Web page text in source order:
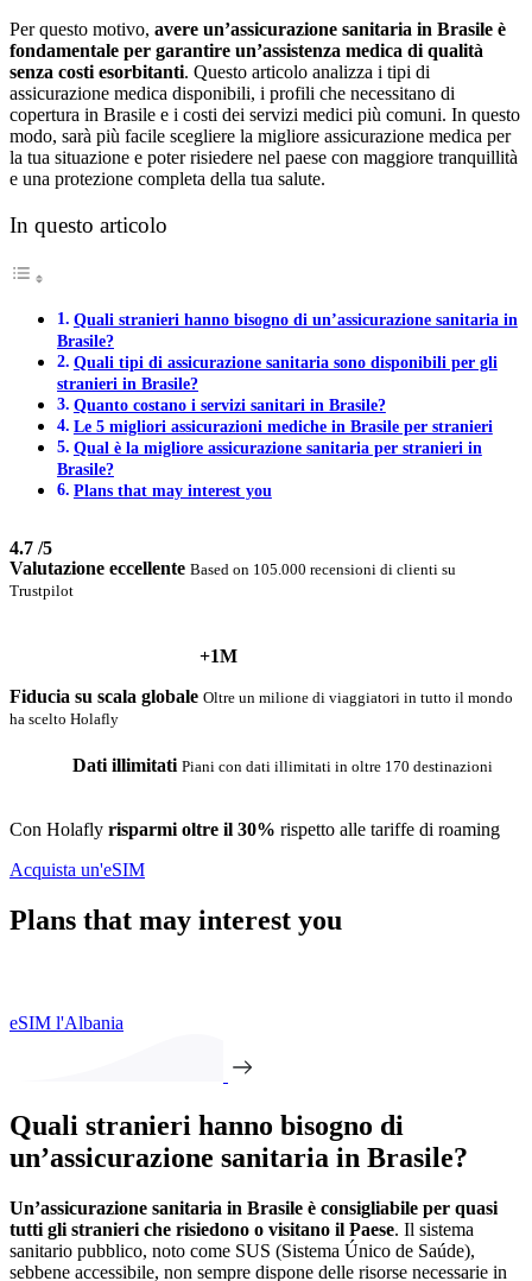
Per questo motivo, avere un’assicurazione sanitaria in Brasile è
fondamentale per garantire un’assistenza medica di qualità
senza costi esorbitanti. Questo articolo analizza i tipi di
assicurazione medica disponibili, i profili che necessitano di
copertura in Brasile e i costi dei servizi medici più comuni. In questo
modo, sarà più facile scegliere la migliore assicurazione medica per
la tua situazione e poter risiedere nel paese con maggiore tranquillità
e una protezione completa della tua salute.
In questo articolo
Quali stranieri hanno bisogno di un’assicurazione sanitaria in
Brasile?
Quali tipi di assicurazione sanitaria sono disponibili per gli
stranieri in Brasile?
Quanto costano i servizi sanitari in Brasile?
Le 5 migliori assicurazioni mediche in Brasile per stranieri
Qual è la migliore assicurazione sanitaria per stranieri in
Brasile?
Plans that may interest you
4.7 /5
Valutazione eccellente Based on 105.000 recensioni di clienti su
Trustpilot
+1M
Fiducia su scala globale Oltre un milione di viaggiatori in tutto il mondo
ha scelto Holafly
Dati illimitati Piani con dati illimitati in oltre 170 destinazioni‎
Con Holafly risparmi oltre il 30% rispetto alle tariffe di roaming
Acquista un'eSIM
Plans that may interest you
eSIM l'Albania
Quali stranieri hanno bisogno di
un’assicurazione sanitaria in Brasile?
Un’assicurazione sanitaria in Brasile è consigliabile per quasi
tutti gli stranieri che risiedono o visitano il Paese. Il sistema
sanitario pubblico, noto come SUS (Sistema Único de Saúde),
sebbene accessibile, non sempre dispone delle risorse necessarie in